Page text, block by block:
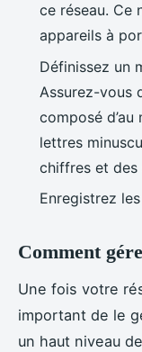
ce réseau. Ce
appareils à
Définissez un
Assurez-vous
composé
lettres
chiffres et des
Enregistrez
Comment
Une fois votre
important de le
un haut niveau